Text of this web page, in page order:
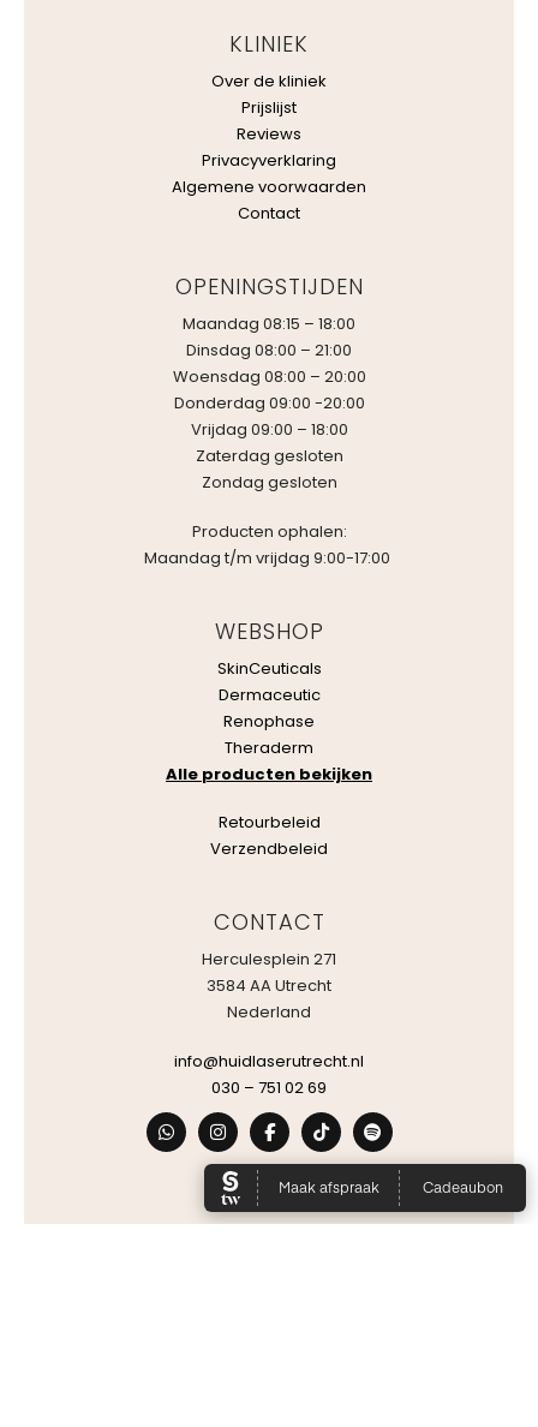
KLINIEK
Over de kliniek
Prijslijst
Reviews
Privacyverklaring
Algemene voorwaarden
Contact
OPENINGSTIJDEN
Maandag 08:15 – 18:00
Dinsdag 08:00 – 21:00
Woensdag 08:00 – 20:00
Donderdag 09:00 -20:00
Vrijdag 09:00 – 18:00
Zaterdag gesloten
Zondag gesloten
Producten ophalen:
Maandag t/m vrijdag 9:00-17:00
WEBSHOP
SkinCeuticals
Dermaceutic
Renophase
Theraderm
Alle producten bekijken
Retourbeleid
Verzendbeleid
CONTACT
Herculesplein 271
3584 AA Utrecht
Nederland
info@huidlaserutrecht.nl
030 – 751 02 69